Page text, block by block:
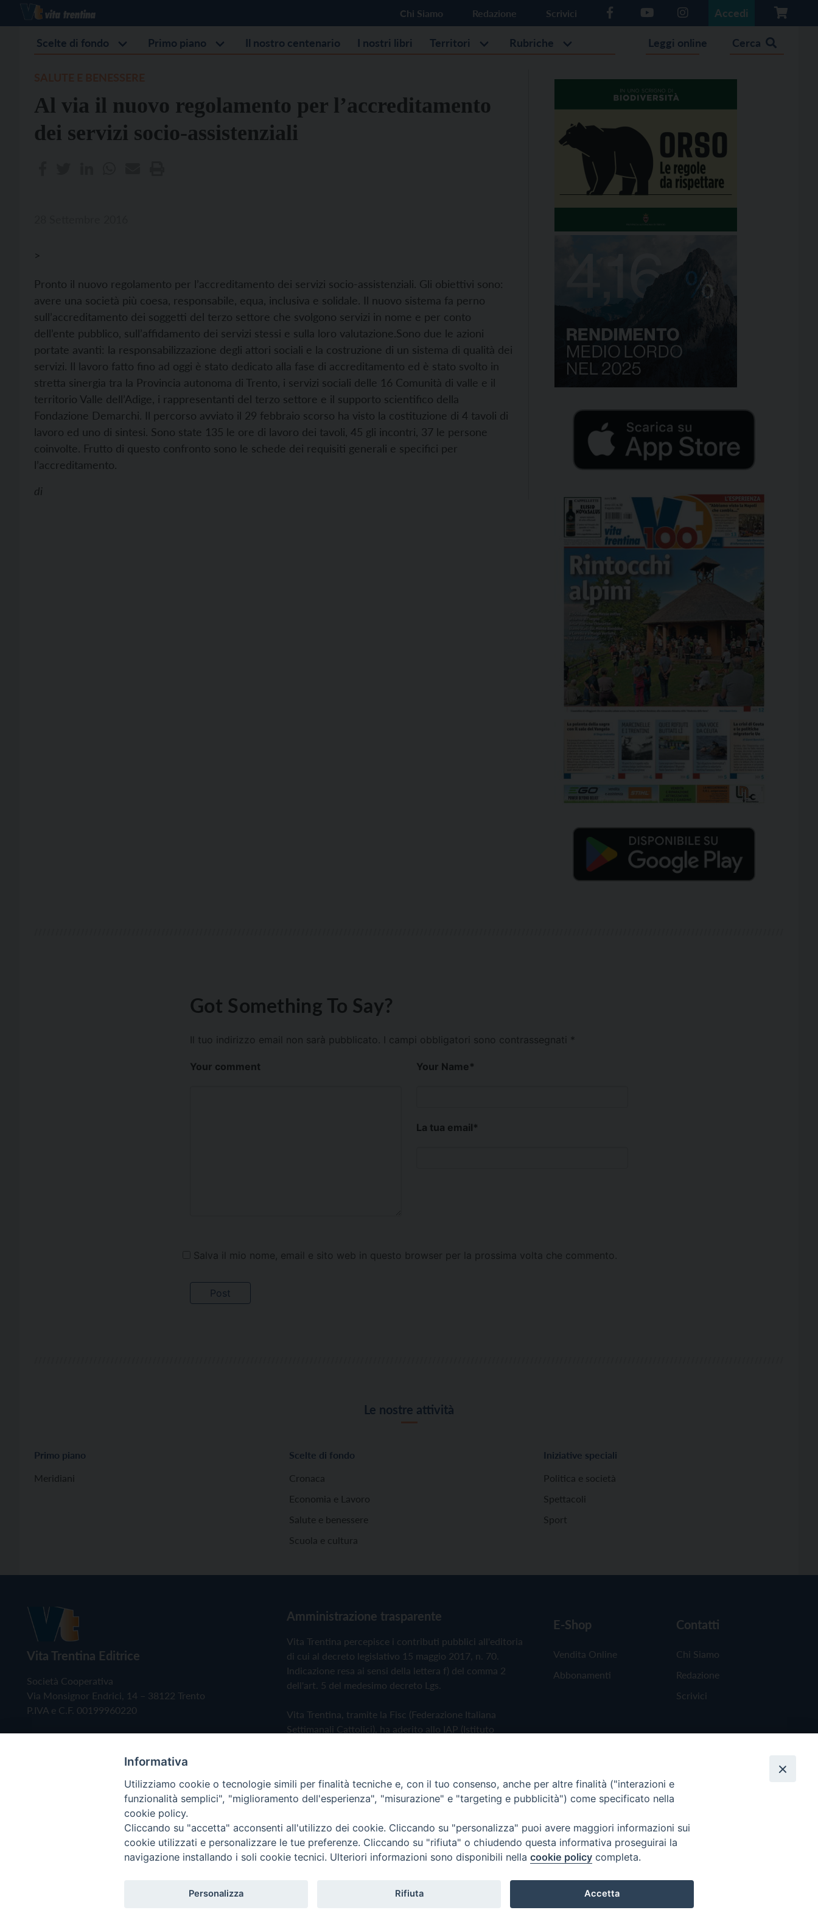
Chi Siamo Redazione Scrivici Accedi
Scelte di fondo Primo piano Il nostro centenario I nostri libri Territori Rubriche Leggi online Cerca
Al via il nuovo regolamento per l’accreditamento
dei servizi socio-assistenziali
>
Pronto il nuovo regolamento per l’accreditamento dei servizi socio-assistenziali. Gli obiettivi sono:
avere una società più coesa, responsabile, equa, inclusiva e solidale. Il nuovo sistema fa perno
sull’accreditamento dei soggetti del terzo settore che svolgono servizi in nome e per conto
dell’ente pubblico, sull’affidamento dei servizi stessi e sulla loro valutazione.Sono due le azioni
portate avanti: la responsabilizzazione degli attori sociali e la costruzione di un sistema di qualità dei
servizi. Il lavoro fatto fino ad oggi è stato dedicato alla fase di accreditamento ed è stato svolto in
stretta sinergia tra la Provincia autonoma di Trento, i servizi sociali delle 16 Comunità di valle e il
territorio Valle dell’Adige, i rappresentanti del terzo settore e il supporto scientifico della
Fondazione Demarchi. Il percorso avviato il 29 febbraio scorso ha visto la costituzione di 4 tavoli di
lavoro ed uno di sintesi. Sono state 135 le ore di lavoro dei tavoli, 45 gli incontri, 37 le persone
coinvolte. Frutto di questo confronto sono le schede dei requisiti generali e specifici per
l’accreditamento.
di
Got Something To Say?
Il tuo indirizzo email non sarà pubblicato. I campi obbligatori sono contrassegnati *
Your comment Your Name*
La tua email*
Salva il mio nome, email e sito web in questo browser per la prossima volta che commento.
Le nostre attività
Primo piano
Meridiani
Scelte di fondo
Cronaca
Economia e Lavoro
Salute e benessere
Scuola e cultura
Iniziative speciali
Politica e società
Spettacoli
Sport
Vita Trentina Editrice
Società Cooperativa
Via Monsignor Endrici, 14 – 38122 Trento
P.IVA e C.F. 00199960220
Amministrazione trasparente
Vita Trentina percepisce i contributi pubblici all'editoria
di cui al decreto legislativo 15 maggio 2017, n. 70.
Indicazione resa ai sensi della lettera f) del comma 2
dell'art. 5 del medesimo decreto Lgs.
Vita Trentina, tramite la Fisc (Federazione Italiana
Settimanali Cattolici), ha aderito allo IAP (Istituto
Privacy Policy Cookie Policy
E-Shop
Vendita Online
Abbonamenti
Contatti
Chi Siamo
Redazione
Scrivici
Copyright © 2019 - Tutti i diritti riservati - Vita Trentina Editrice
Informativa
Utilizziamo cookie o tecnologie simili per finalità tecniche e, con il tuo consenso, anche per altre finalità ("interazioni e
funzionalità semplici", "miglioramento dell'esperienza", "misurazione" e "targeting e pubblicità") come specificato nella
cookie policy.
Cliccando su "accetta" acconsenti all'utilizzo dei cookie. Cliccando su "personalizza" puoi avere maggiori informazioni sui
cookie utilizzati e personalizzare le tue preferenze. Cliccando su "rifiuta" o chiudendo questa informativa proseguirai la
navigazione installando i soli cookie tecnici. Ulteriori informazioni sono disponibili nella cookie policy completa.
Personalizza Rifiuta Accetta